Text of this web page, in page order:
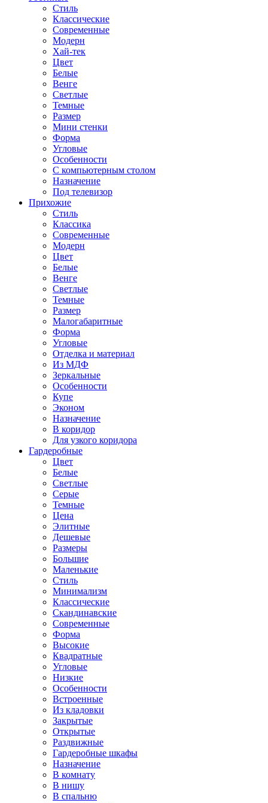
Стиль
Классические
Современные
Модерн
Хай-тек
Цвет
Белые
Венге
Светлые
Темные
Размер
Мини стенки
Форма
Угловые
Особенности
С компьютерным столом
Назначение
Под телевизор
Прихожие
Стиль
Классика
Современные
Модерн
Цвет
Белые
Венге
Светлые
Темные
Размер
Малогабаритные
Форма
Угловые
Отделка и материал
Из МДФ
Зеркальные
Особенности
Купе
Эконом
Назначение
В коридор
Для узкого коридора
Гардеробные
Цвет
Белые
Светлые
Серые
Темные
Цена
Элитные
Дешевые
Размеры
Большие
Маленькие
Стиль
Минимализм
Классические
Скандинавские
Современные
Форма
Высокие
Квадратные
Угловые
Низкие
Особенности
Встроенные
Из кладовки
Закрытые
Открытые
Раздвижные
Гардеробные шкафы
Назначение
В комнату
В нишу
В спальню